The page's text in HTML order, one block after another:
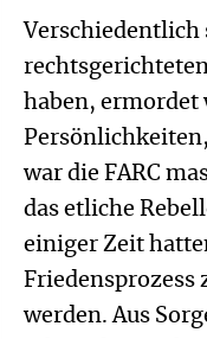
haben, ermordet
war die FARC
das etliche
einiger Zeit
Friedensprozess
werden. Aus